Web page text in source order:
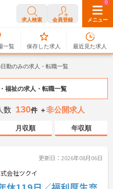
求人検索 会員登録 メニュー
一覧
0
保存した求人
0
最近見た求人
勤のみの求人・転職一覧
福祉の求人・転職一覧
数 130件 ＋非公開求人
月収順 年収順
更新日：2026年08月06日
会社ツクイ